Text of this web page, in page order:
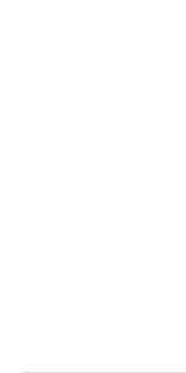
en tv och en spegel.